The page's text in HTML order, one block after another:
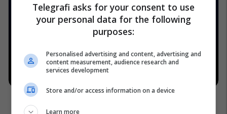
Telegrafi asks for your consent to use
your personal data for the following
purposes:
Personalised advertising and content, advertising and
content measurement, audience research and
services development
Store and/or access information on a device
Learn more